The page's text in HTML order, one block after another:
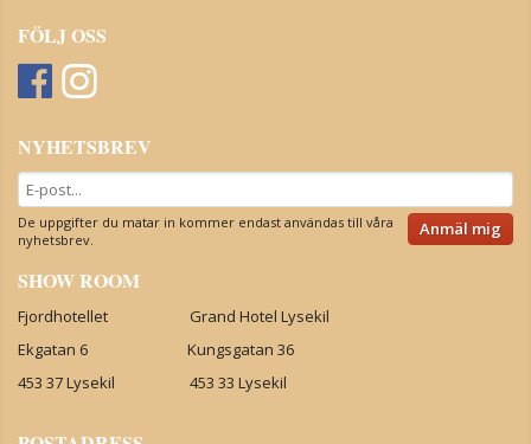
FÖLJ OSS
NYHETSBREV
Anmäl mig
De uppgifter du matar in kommer endast användas till våra
nyhetsbrev.
SHOW ROOM
Fjordhotellet Grand Hotel Lysekil
Ekgatan 6 Kungsgatan 36
453 37 Lysekil 453 33 Lysekil